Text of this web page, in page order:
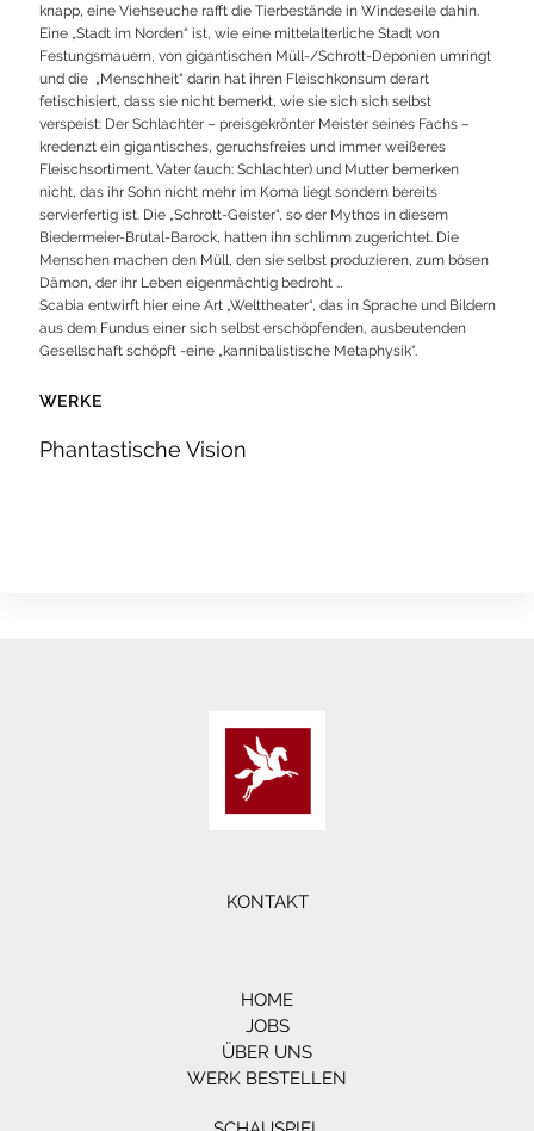
knapp, eine Viehseuche rafft die Tierbestände in Windeseile dahin.
Eine „Stadt im Norden“ ist, wie eine mittelalterliche Stadt von
Festungsmauern, von gigantischen Müll-/Schrott-Deponien umringt
und die „Menschheit“ darin hat ihren Fleischkonsum derart
fetischisiert, dass sie nicht bemerkt, wie sie sich sich selbst
verspeist: Der Schlachter – preisgekrönter Meister seines Fachs –
kredenzt ein gigantisches, geruchsfreies und immer weißeres
Fleischsortiment. Vater (auch: Schlachter) und Mutter bemerken
nicht, das ihr Sohn nicht mehr im Koma liegt sondern bereits
servierfertig ist. Die „Schrott-Geister“, so der Mythos in diesem
Biedermeier-Brutal-Barock, hatten ihn schlimm zugerichtet. Die
Menschen machen den Müll, den sie selbst produzieren, zum bösen
Dämon, der ihr Leben eigenmächtig bedroht …
Scabia entwirft hier eine Art „Welttheater“, das in Sprache und Bildern
aus dem Fundus einer sich selbst erschöpfenden, ausbeutenden
Gesellschaft schöpft -eine „kannibalistische Metaphysik“.
WERKE
Phantastische Vision
KONTAKT
HOME
JOBS
ÜBER UNS
WERK BESTELLEN